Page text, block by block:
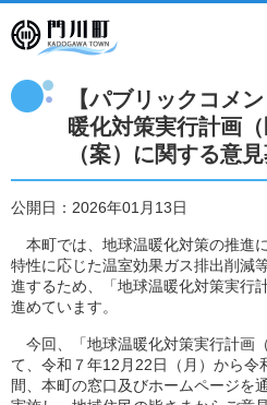
【パブリックコメ
暖化対策実行計画（
（案）に関する意
公開日：2026年01月13日
本町では、地球温暖化対策の推進
特性に応じた温室効果ガス排出削減
進するため、「地球温暖化対策実行
進めています。
今回、「地球温暖化対策実行計画
て、令和７年12 月22日（月）から令
間、本町の窓口及びホームページを